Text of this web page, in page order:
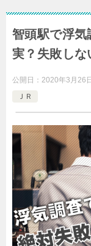
智頭駅で浮気
実？失敗しな
公開日： 2020年3月26日
ＪＲ